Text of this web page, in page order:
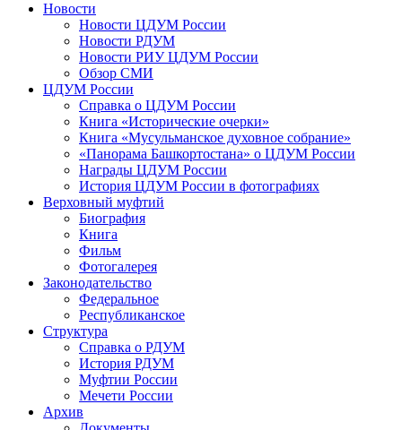
Новости
Новости ЦДУМ России
Новости РДУМ
Новости РИУ ЦДУМ России
Обзор СМИ
ЦДУМ России
Справка о ЦДУМ России
Книга «Исторические очерки»
Книга «Мусульманское духовное собрание»
«Панорама Башкортостана» о ЦДУМ России
Награды ЦДУМ России
История ЦДУМ России в фотографиях
Верховный муфтий
Биография
Книга
Фильм
Фотогалерея
Законодательство
Федеральное
Республиканское
Структура
Справка о РДУМ
История РДУМ
Муфтии России
Мечети России
Архив